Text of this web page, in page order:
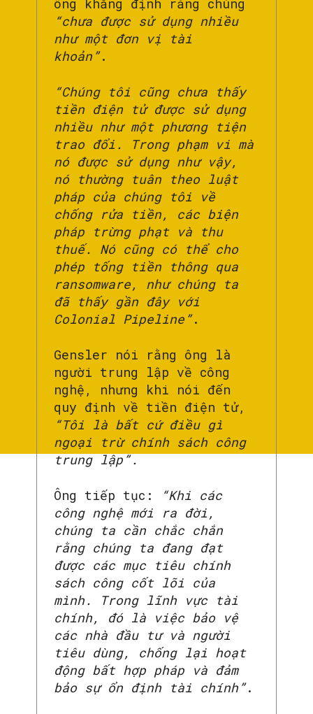
ông khẳng định rằng chúng
“chưa được sử dụng nhiều
như một đơn vị tài
khoản”.
“Chúng tôi cũng chưa thấy
tiền điện tử được sử dụng
nhiều như một phương tiện
trao đổi. Trong phạm vi mà
nó được sử dụng như vậy,
nó thường tuân theo luật
pháp của chúng tôi về
chống rửa tiền, các biện
pháp trừng phạt và thu
thuế. Nó cũng có thể cho
phép tống tiền thông qua
ransomware, như chúng ta
đã thấy gần đây với
Colonial Pipeline”.
Gensler nói rằng ông là
người trung lập về công
nghệ, nhưng khi nói đến
quy định về tiền điện tử,
“Tôi là bất cứ điều gì
ngoại trừ chính sách công
trung lập”.
Ông tiếp tục:
“Khi các
công nghệ mới ra đời,
chúng ta cần chắc chắn
rằng chúng ta đang đạt
được các mục tiêu chính
sách công cốt lõi của
mình. Trong lĩnh vực tài
chính, đó là việc bảo vệ
các nhà đầu tư và người
tiêu dùng, chống lại hoạt
động bất hợp pháp và đảm
bảo sự ổn định tài chính”.